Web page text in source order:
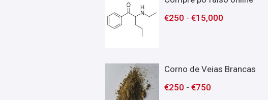
€250 -€15,000
Corno de Veias Brancas
€250 -€750